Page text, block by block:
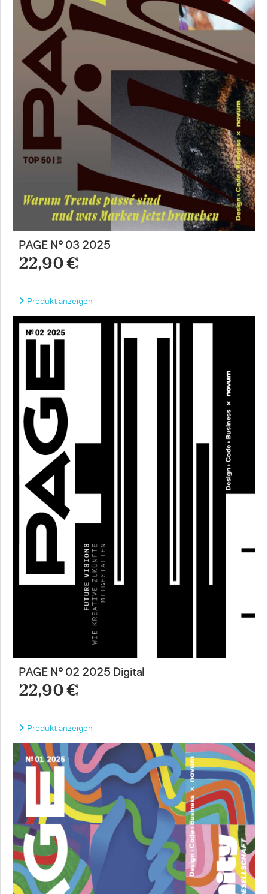
PAGE N° 03 2025
22,90 €
Produkt anzeigen
PAGE N° 02 2025 Digital
22,90 €
Produkt anzeigen